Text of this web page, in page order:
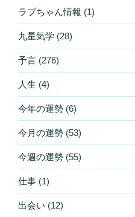
ラブちゃん情報 (1)
九星気学 (28)
予言 (276)
人生 (4)
今年の運勢 (6)
今月の運勢 (53)
今週の運勢 (55)
仕事 (1)
出会い (12)